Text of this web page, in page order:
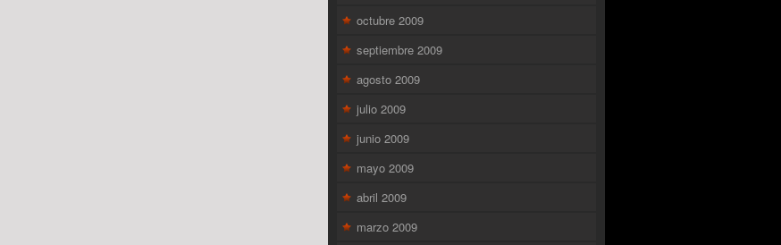
octubre 2009
septiembre 2009
agosto 2009
julio 2009
junio 2009
mayo 2009
abril 2009
marzo 2009